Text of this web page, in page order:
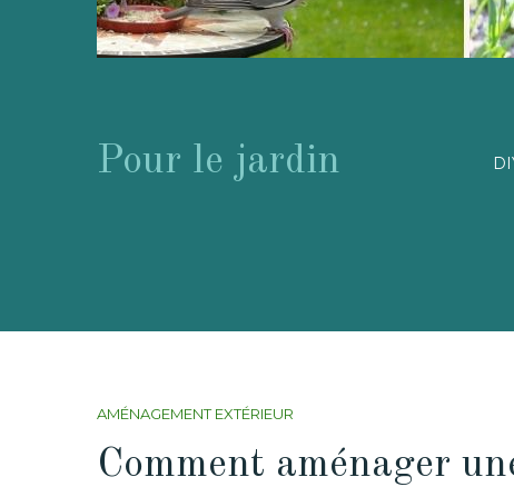
Pour le jardin
AMÉNAGEMENT EXTÉRIEUR
Comment aménager